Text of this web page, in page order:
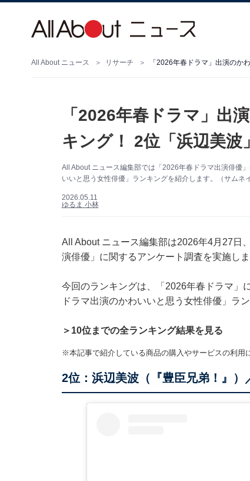
All About ニュース リサーチ 「2026年春ドラマ」出演のか
「2026年春ドラマ」出
キング！ 2位「浜辺美波
All About ニュース編集部では「2026年春ドラマ出演俳優
いいと思う女性俳優」ランキングを紹介します。（サムネ
2026.05.11
ゆるま 小林
All About ニュース編集部は2026年4月27日
演俳優」に関するアンケート調査を実施しま
今回のランキングは、「2026年春ドラマ」
ドラマ出演のかわいいと思う女性俳優」ラ
＞10位までの全ランキング結果を見る
※本記事で紹介している商品の購入やサービスの利用
2位：浜辺美波（『豊臣兄弟！』）